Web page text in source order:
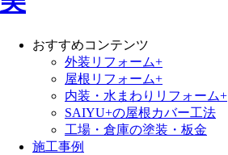
おすすめコンテンツ
外装リフォーム+
屋根リフォーム+
内装・水まわりリフォーム+
SAIYU+の屋根カバー工法
工場・倉庫の塗装・板金
施工事例